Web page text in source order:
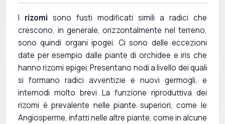
I rizomi sono fusti modificati simili a radici che
crescono, in generale, orizzontalmente nel terreno,
sono quindi organi ipogei. Ci sono delle eccezioni
date per esempio dalle piante di orchidee e iris che
hanno rizomi epigei. Presentano nodi a livello dei quali
si formano radici avventizie e nuovi germogli, e
internodi molto brevi La funzione riproduttiva dei
rizomi è prevalente nelle piante superiori, come le
Angiosperme, infatti nelle altre piante, come in alcune